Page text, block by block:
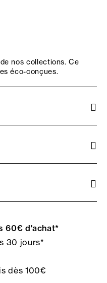
nos collections. Ce
éco-conçues.
60€ d'achat*
30 jours*
dès 100€